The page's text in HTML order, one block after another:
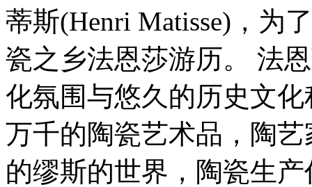
蒂斯(Henri Matisse)，为
瓷之乡法恩莎游历。 法
化氛围与悠久的历史文
万千的陶瓷艺术品，陶
的缪斯的世界，陶瓷生